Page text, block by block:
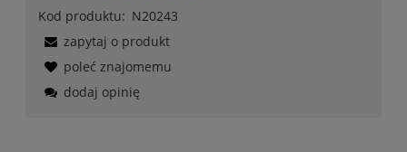
Kod produktu: N20243
zapytaj o produkt
poleć znajomemu
dodaj opinię